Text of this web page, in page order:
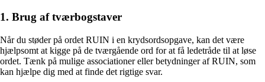
1. Brug af tværbogstaver
Når du støder på ordet RUIN i en krydsordsopgave, kan det være
hjælpsomt at kigge på de tværgående ord for at få ledetråde til at løse
ordet. Tænk på mulige associationer eller betydninger af RUIN, som
kan hjælpe dig med at finde det rigtige svar.